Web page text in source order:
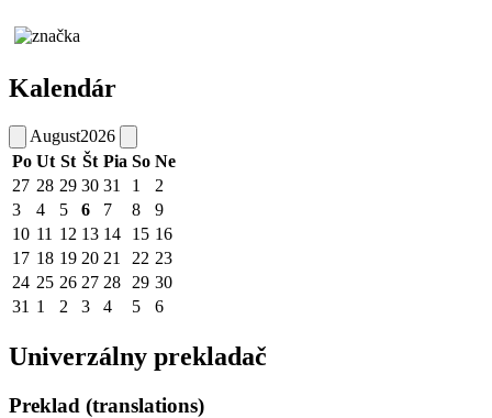
Kalendár
August2026
Po Ut St Št Pia So Ne
27 28 29 30 31 1
2
3
4 5 6 7 8
9
10 11 12 13 14 15 16
17 18 19 20 21 22 23
24 25 26 27 28 29 30
31 1 2 3 4 5 6
Univerzálny prekladač
Preklad (translations)